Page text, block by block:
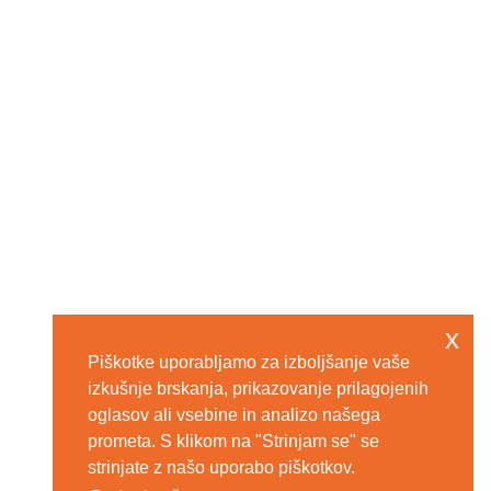
Piškotke uporabljamo za izboljšanje vaše
izkušnje brskanja, prikazovanje prilagojenih
oglasov ali vsebine in analizo našega
prometa. S klikom na "Strinjam se" se
strinjate z našo uporabo piškotkov.
x